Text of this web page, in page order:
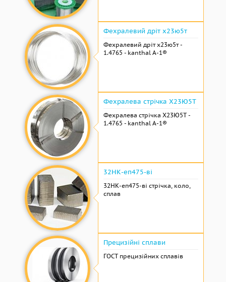
Фехралевий дріт х23ю5т
Фехралевий дріт х23ю5т -
1.4765 - kanthal A-1®
Фехралева стрічка Х23Ю5Т
Фехралева стрічка Х23Ю5Т -
1.4765 - kanthal A-1®
32НК-еп475-ві
32НК-еп475-ві стрічка, коло,
сплав
Прецизійні сплави
ГОСТ прецизійних сплавів